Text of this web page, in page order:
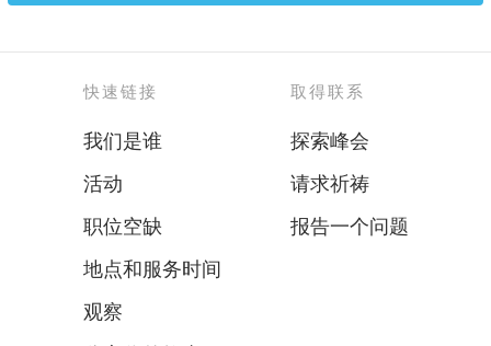
快速链接
我们是谁
活动
职位空缺
地点和服务时间
观察
取得联系
探索峰会
请求祈祷
报告一个问题